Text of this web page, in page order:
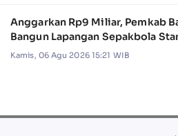
Anggarkan Rp9 Miliar, Pemkab
Bangun Lapangan Sepakbola
Kamis, 06 Agu 2026 15:21 WIB